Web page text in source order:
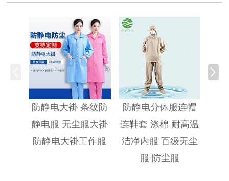
防静电大褂 条纹防
静电服 无尘服大褂
防静电大褂工作服
防静电分体服连帽
连鞋套 涤棉 耐高温
洁净内服 百级无尘
服 防尘服
防